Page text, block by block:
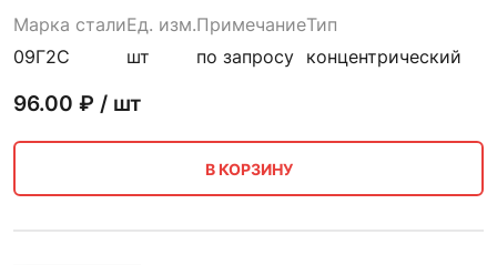
Марка стали
09Г2С
Ед. изм.
шт
Примечание
по запросу
Тип
концентрический
96.00 ₽ / шт
В КОРЗИНУ